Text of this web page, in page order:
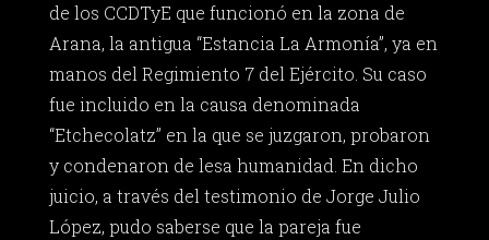
de los CCDTyE que funcionó en la zona de
Arana, la antigua “Estancia La Armonía”, ya en
manos del Regimiento 7 del Ejército. Su caso
fue incluido en la causa denominada
“Etchecolatz” en la que se juzgaron, probaron
y condenaron de lesa humanidad. En dicho
juicio, a través del testimonio de Jorge Julio
López, pudo saberse que la pareja fue